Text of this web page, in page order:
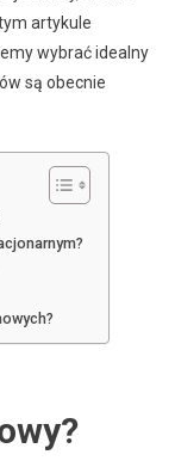
artykule
wybrać idealny
są obecnie